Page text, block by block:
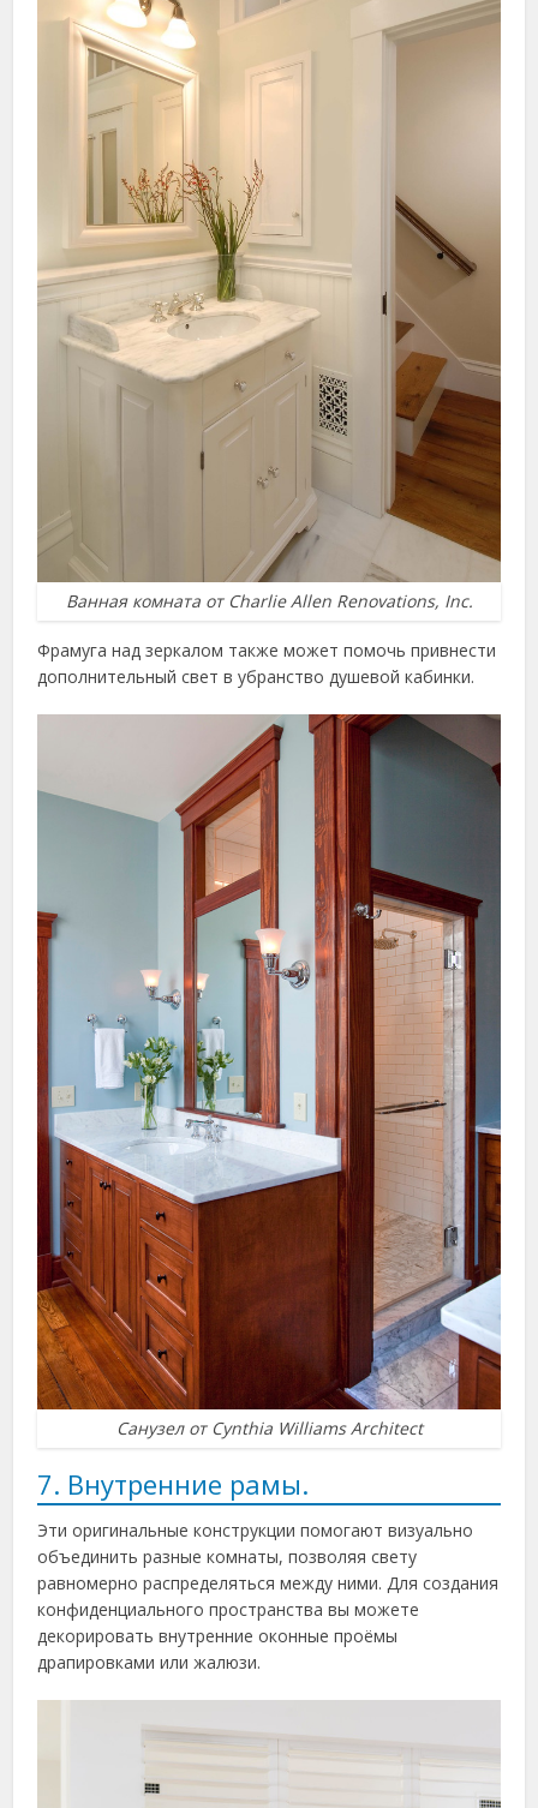
Ванная комната от Charlie Allen Renovations, Inc.
Фрамуга над зеркалом также может помочь привнести
дополнительный свет в убранство душевой кабинки.
Санузел от Cynthia Williams Architect
7. Внутренние рамы.
Эти оригинальные конструкции помогают визуально
объединить разные комнаты, позволяя свету
равномерно распределяться между ними. Для создания
конфиденциального пространства вы можете
декорировать внутренние оконные проёмы
драпировками или жалюзи.